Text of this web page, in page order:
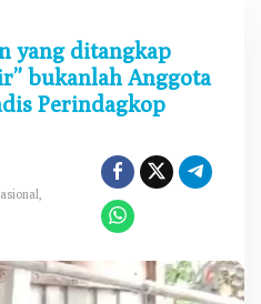
yang ditangkap
bukanlah Anggota
Perindagkop